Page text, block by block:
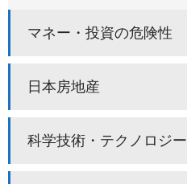
マネー・投資の危険性
日本房地産
科学技術・テクノロジー